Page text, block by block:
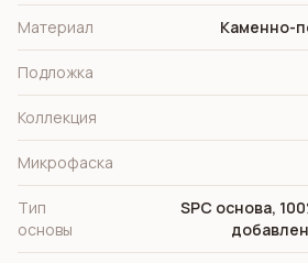
Материал Каменно-
Подложка
Коллекция
Микрофаска
Тип
основы
SPC основа,